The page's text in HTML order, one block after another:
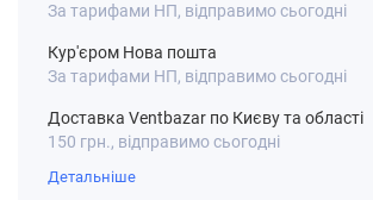
За тарифами НП, відправимо сьогодні
Кур'єром Нова пошта
За тарифами НП, відправимо сьогодні
Доставка Ventbazar по Києву та області
150 грн., відправимо сьогодні
Детальніше